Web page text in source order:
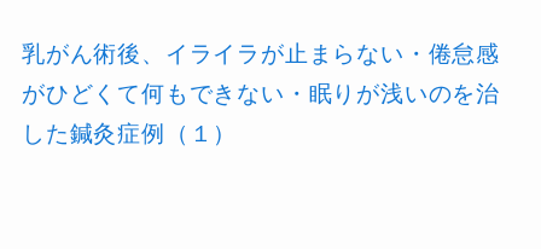
乳がん術後、イライラが止まらない・倦怠感
がひどくて何もできない・眠りが浅いのを治
した鍼灸症例（１）